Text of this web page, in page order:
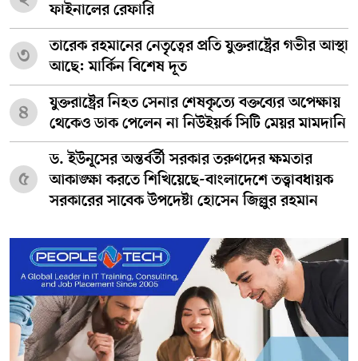
ফাইনালের রেফারি
৩
তারেক রহমানের নেতৃত্বের প্রতি যুক্তরাষ্ট্রের গভীর আস্থা
আছে: মার্কিন বিশেষ দূত
৪
যুক্তরাষ্ট্রের নিহত সেনার শেষকৃত্যে বক্তব্যের অপেক্ষায়
থেকেও ডাক পেলেন না নিউইয়র্ক সিটি মেয়র মামদানি
৫
ড. ইউনূসের অন্তর্বর্তী সরকার তরুণদের ক্ষমতার
আকাঙ্ক্ষা করতে শিখিয়েছে-বাংলাদেশে তত্ত্বাবধায়ক
সরকারের সাবেক উপদেষ্টা হোসেন জিল্লুর রহমান